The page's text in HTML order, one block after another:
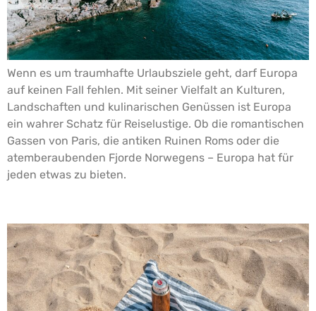
Wenn es um traumhafte Urlaubsziele geht, darf Europa
auf keinen Fall fehlen. Mit seiner Vielfalt an Kulturen,
Landschaften und kulinarischen Genüssen ist Europa
ein wahrer Schatz für Reiselustige. Ob die romantischen
Gassen von Paris, die antiken Ruinen Roms oder die
atemberaubenden Fjorde Norwegens – Europa hat für
jeden etwas zu bieten.